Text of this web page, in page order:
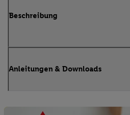
Beschreibung
Anleitungen & Downloads